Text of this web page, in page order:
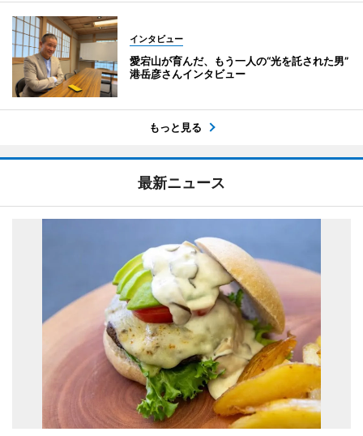
インタビュー
愛宕山が育んだ、もう一人の“光を託された男”
港岳彦さんインタビュー
もっと見る
最新ニュース